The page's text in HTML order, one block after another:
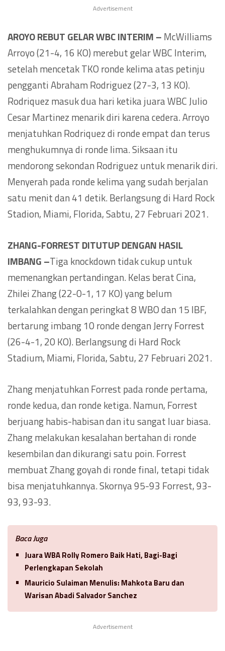
Advertisement
AROYO REBUT GELAR WBC INTERIM – McWilliams
Arroyo (21-4, 16 KO) merebut gelar WBC Interim,
setelah mencetak TKO ronde kelima atas petinju
pengganti Abraham Rodriguez (27-3, 13 KO).
Rodriquez masuk dua hari ketika juara WBC Julio
Cesar Martinez menarik diri karena cedera. Arroyo
menjatuhkan Rodriquez di ronde empat dan terus
menghukumnya di ronde lima. Siksaan itu
mendorong sekondan Rodriguez untuk menarik diri.
Menyerah pada ronde kelima yang sudah berjalan
satu menit dan 41 detik. Berlangsung di Hard Rock
Stadion, Miami, Florida, Sabtu, 27 Februari 2021.
ZHANG-FORREST DITUTUP DENGAN HASIL
IMBANG –Tiga knockdown tidak cukup untuk
memenangkan pertandingan. Kelas berat Cina,
Zhilei Zhang (22-0-1, 17 KO) yang belum
terkalahkan dengan peringkat 8 WBO dan 15 IBF,
bertarung imbang 10 ronde dengan Jerry Forrest
(26-4-1, 20 KO). Berlangsung di Hard Rock
Stadium, Miami, Florida, Sabtu, 27 Februari 2021.
Zhang menjatuhkan Forrest pada ronde pertama,
ronde kedua, dan ronde ketiga. Namun, Forrest
berjuang habis-habisan dan itu sangat luar biasa.
Zhang melakukan kesalahan bertahan di ronde
kesembilan dan dikurangi satu poin. Forrest
membuat Zhang goyah di ronde final, tetapi tidak
bisa menjatuhkannya. Skornya 95-93 Forrest, 93-
93, 93-93.
Baca Juga
Juara WBA Rolly Romero Baik Hati, Bagi-Bagi
Perlengkapan Sekolah
Mauricio Sulaiman Menulis: Mahkota Baru dan
Warisan Abadi Salvador Sanchez
Advertisement